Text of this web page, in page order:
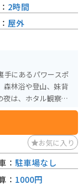
手にあるパワースポ
森林浴や登山、妹背
は、ホタル観察が
2時間
屋外
お気に入り
： 駐車場なし
： 1000円